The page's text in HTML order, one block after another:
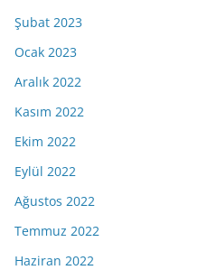
Şubat 2023
Ocak 2023
Aralık 2022
Kasım 2022
Ekim 2022
Eylül 2022
Ağustos 2022
Temmuz 2022
Haziran 2022